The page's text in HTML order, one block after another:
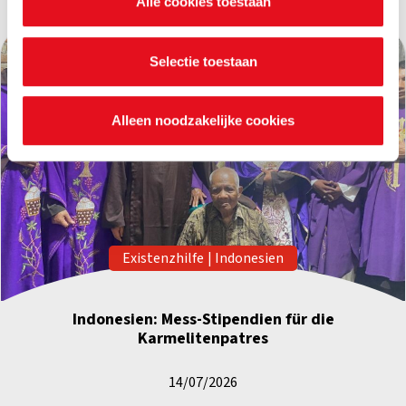
waarvoor ze dienen en hoelang ze geldig blijven. Je kan
je voorkeuren ook op elk moment wijzigen via de cookie
Selectie toestaan
Alleen noodzakelijke cookies
Existenzhilfe | Indonesien
Indonesien: Mess-Stipendien für die
Karmelitenpatres
14/07/2026